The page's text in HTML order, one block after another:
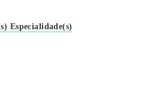
Especialidade(s)